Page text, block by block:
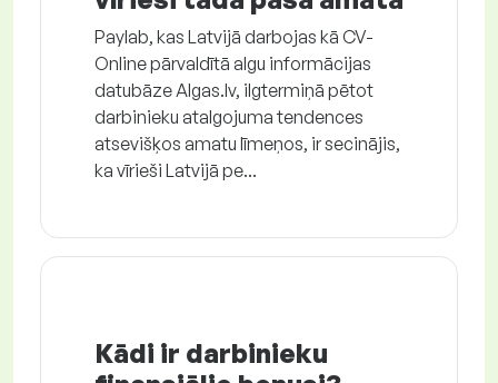
Paylab, kas Latvijā darbojas kā CV-
Online pārvaldītā algu informācijas
datubāze Algas.lv, ilgtermiņā pētot
darbinieku atalgojuma tendences
atsevišķos amatu līmeņos, ir secinājis,
ka vīrieši Latvijā pe...
Kādi ir darbinieku